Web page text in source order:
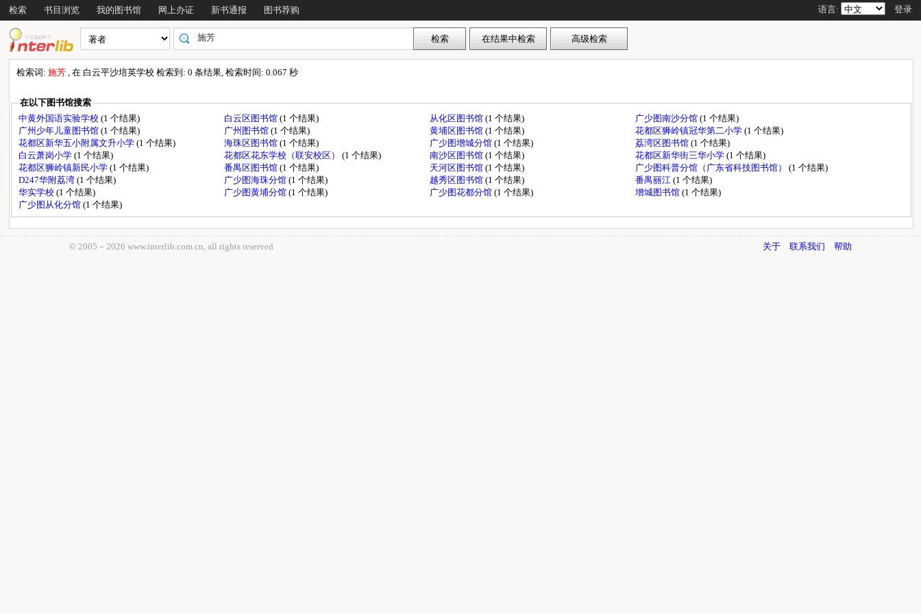
检索 书目浏览 我的图书馆 网上办证 新书通报 图书荐购 语言: 登录
检索词:施芳, 在 白云平沙培英学校 检索到: 0 条结果, 检索时间: 0.067 秒
在以下图书馆搜索
中黄外国语实验学校(1 个结果) 白云区图书馆(1 个结果) 从化区图书馆(1 个结果) 广少图南沙分馆(1 个结果)
广州少年儿童图书馆(1 个结果) 广州图书馆(1 个结果) 黄埔区图书馆(1 个结果) 花都区狮岭镇冠华第二小学(1 个结果)
花都区新华五小附属文升小学(1 个结果) 海珠区图书馆(1 个结果) 广少图增城分馆(1 个结果) 荔湾区图书馆(1 个结果)
白云萧岗小学(1 个结果) 花都区花东学校（联安校区）(1 个结果) 南沙区图书馆(1 个结果) 花都区新华街三华小学(1 个结果)
花都区狮岭镇新民小学(1 个结果) 番禺区图书馆(1 个结果) 天河区图书馆(1 个结果) 广少图科普分馆（广东省科技图书馆）(1 个结果)
D247华附荔湾(1 个结果) 广少图海珠分馆(1 个结果) 越秀区图书馆(1 个结果) 番禺丽江(1 个结果)
华实学校(1 个结果) 广少图黄埔分馆(1 个结果) 广少图花都分馆(1 个结果) 增城图书馆(1 个结果)
广少图从化分馆(1 个结果)
© 2005－ 2026 www.interlib.com.cn, all rights reserved 关于 联系我们 帮助